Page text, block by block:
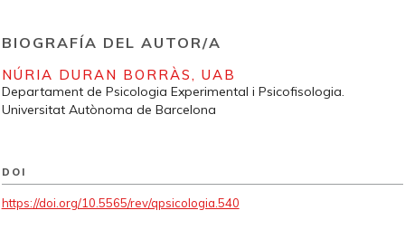
BIOGRAFÍA DEL AUTOR/A
NÚRIA DURAN BORRÀS, UAB
Departament de Psicologia Experimental i Psicofisologia.
Universitat Autònoma de Barcelona
DOI
https://doi.org/10.5565/rev/qpsicologia.540